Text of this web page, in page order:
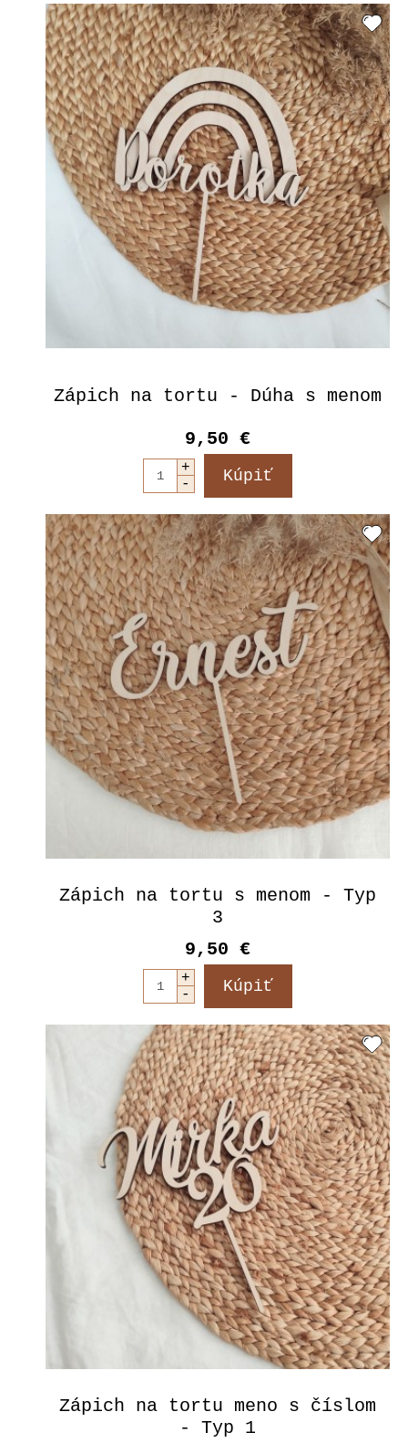
Zápich na tortu - Dúha s menom
9,50 €
Zápich na tortu s menom - Typ
3
9,50 €
Zápich na tortu meno s číslom
- Typ 1